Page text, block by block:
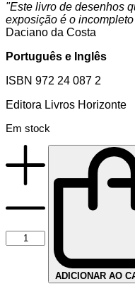
"Este livro de desenhos
exposição é o
Daciano da Costa
Português e Inglês
ISBN 972 24 087 2
Editora Livros Horizonte
Em stock
ADICIONAR AO